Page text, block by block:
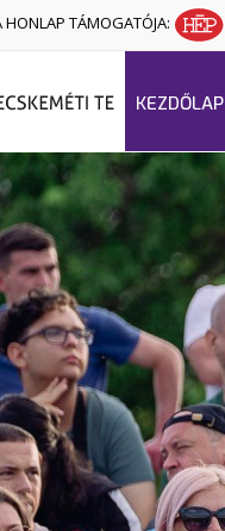
HONLAP TÁMOGATÓJA:
KEZDŐLAP